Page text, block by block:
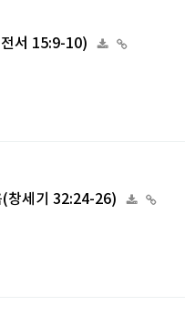
서 15:9-10)
창세기 32:24-26)